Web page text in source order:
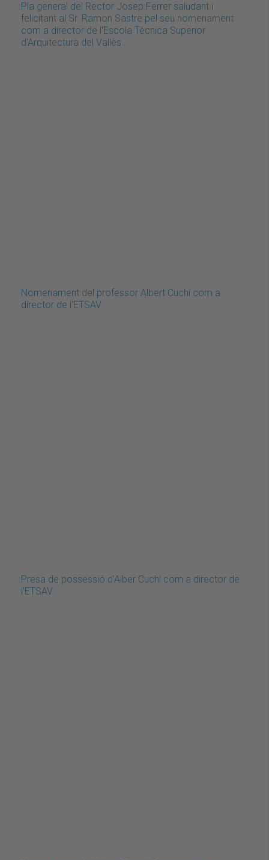
Pla general del Rector Josep Ferrer saludant i
felicitant al Sr. Ramon Sastre pel seu nomenament
com a director de l'Escola Tècnica Superior
d'Arquitectura del Vallès…
Nomenament del professor Albert Cuchí com a
director de l'ETSAV
Presa de possessió d'Alber Cuchí com a director de
l'ETSAV